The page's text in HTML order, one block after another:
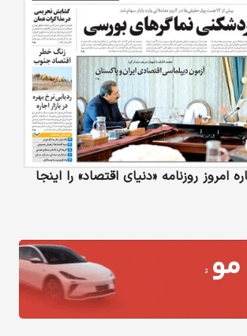
روزنامه «دنیای‌ اقتصاد» را اینجا